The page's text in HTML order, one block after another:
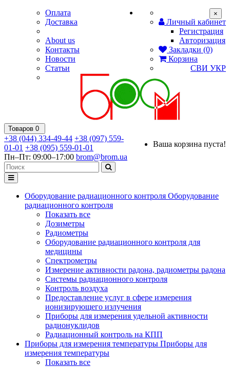
Оплата
Доставка
About us
Контакты
Новости
Статьи
Личный кабинет
Регистрация
Авторизация
Закладки (0)
Корзина
СВИ УКР
Товаров 0
Ваша корзина пуста!
+38 (044) 334-49-44 +38 (097) 559-
01-01 +38 (095) 559-01-01
Пн–Пт: 09:00–17:00 brom@brom.ua
Оборудование радиационного контроля Оборудование
радиационного контроля
Показать все
Дозиметры
Радиометры
Оборудование радиационного контроля для
медицины
Спектрометры
Измерение активности радона, радиометры радона
Системы радиационного контроля
Контроль воздуха
Предоставление услуг в сфере измерения
ионизирующего излучения
Приборы для измерения удельной активности
радионуклидов
Радиационный контроль на КПП
Приборы для измерения температуры Приборы для
измерения температуры
Показать все
×